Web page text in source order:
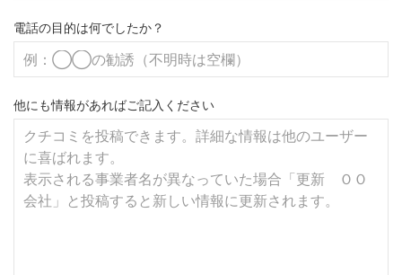
電話の目的は何でしたか？
他にも情報があればご記入ください